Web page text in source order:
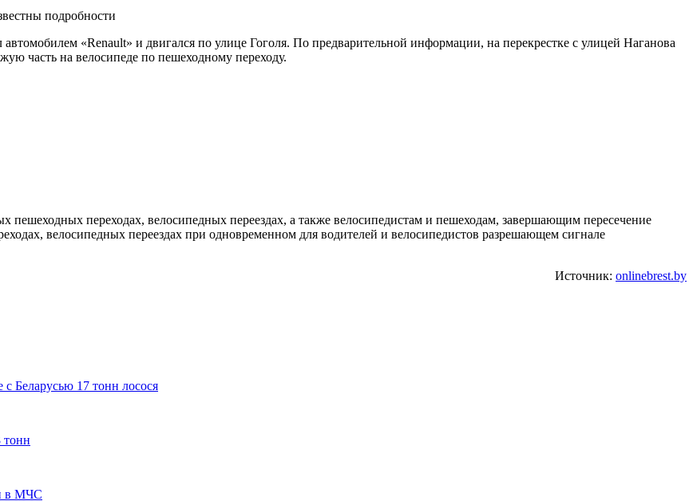
«Renault» и двигался по улице Гоголя. По предварительной информации, на перекрестке с улицей Наганова
часть на велосипеде по пешеходному переходу.
пешеходных переходах, велосипедных переездах, а также велосипедистам и пешеходам, завершающим пересечение
велосипедных переездах при одновременном для водителей и велосипедистов разрешающем сигнале
Источник: onlinebrest.by
Беларусью 17 тонн лосося
тонн
в МЧС